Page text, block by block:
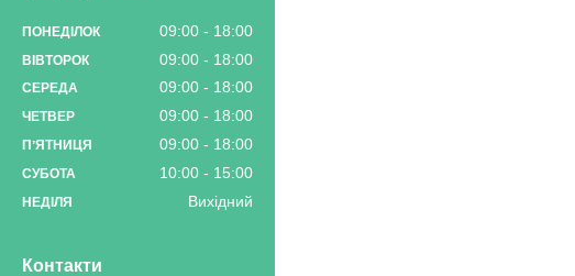
ПОНЕДІЛОК 09:00 18:00
ВІВТОРОК 09:00 18:00
СЕРЕДА 09:00 18:00
ЧЕТВЕР 09:00 18:00
ПʼЯТНИЦЯ 09:00 18:00
СУБОТА 10:00 15:00
НЕДІЛЯ Вихідний
Контакти